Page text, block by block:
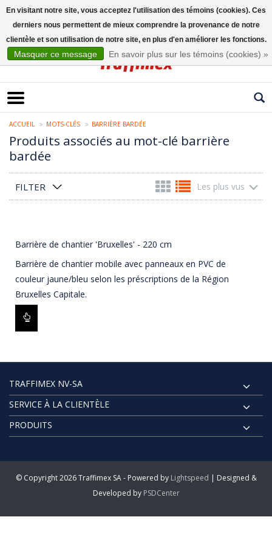
ACCUEIL MOTS-CLÉS BARRIÈRE BARDÉE
Produits associés au mot-clé barrière
bardée
FILTER Les plus vus
Barrière de chantier 'Bruxelles' - 220 cm
Barrière de chantier mobile avec panneaux en PVC de
couleur jaune/bleu selon les préscriptions de la Région
Bruxelles Capitale.
TRAFFIMEX NV-SA
SERVICE À LA CLIENTÈLE
PRODUITS
© Copyright 2026 Traffimex SA - Powered by Lightspeed | Designed &
Developed by PSDCenter
En visitant notre site, vous acceptez l'utilisation des témoins (cookies). Ces
derniers nous permettent de mieux comprendre la provenance de notre
clientèle et son utilisation de notre site, en plus d'en améliorer les fonctions.
Masquer ce message En savoir plus sur les témoins (cookies) »